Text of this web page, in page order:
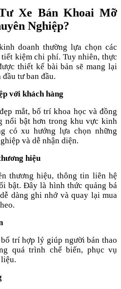
Xe Bán Khoai Mỡ
Nghiệp?
doanh thường lựa chọn các
kiệm chi phí. Tuy nhiên, thực
thiết kế bài bản sẽ mang lại
tư ban đầu.
với khách hàng
mắt, bố trí khoa học và đồng
nổi bật hơn trong khu vực kinh
có xu hướng lựa chọn những
và dễ nhận diện.
hiệu
thương hiệu, thông tin liên hệ
bật. Đây là hình thức quảng bá
dàng ghi nhớ và quay lại mua
trí hợp lý giúp người bán thao
quá trình chế biến, phục vụ